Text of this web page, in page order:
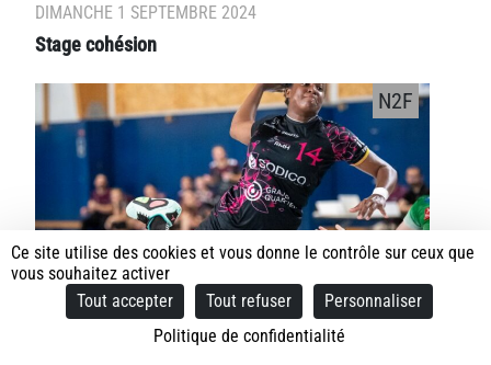
DIMANCHE 1 SEPTEMBRE 2024
Stage cohésion
JEUDI 29 AOÛT 2024
N2F
Ce site utilise des cookies et vous donne le contrôle sur ceux que
vous souhaitez activer
Tout accepter
Tout refuser
Personnaliser
Politique de confidentialité